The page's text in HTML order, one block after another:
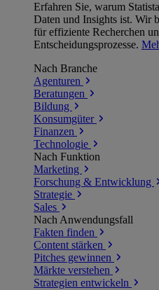
Erfahren Sie, warum
Daten und Insights ist. Wir
für effiziente Recherchen
Entscheidungsprozesse.
Nach Branche
Agenturen
Beratungen
Bildung
Konsumgüter
Finanzen
Technologie
Nach Funktion
Marketing
Forschung & Entwicklung
Strategie
Sales
Nach Anwendungsfall
Fakten finden
Content stärken
Pitches gewinnen
Märkte verstehen
Strategien entwickeln